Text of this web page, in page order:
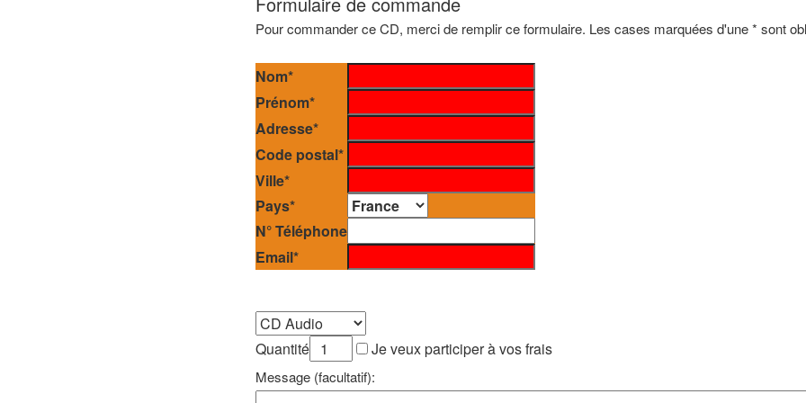
Pour commander ce CD, merci de remplir ce formulaire. Les cases marquées d'une * sont
Nom*
Prénom*
Adresse*
Code postal*
Ville*
Pays*
N° Téléphone
Email*
Quantité Je veux participer à vos frais
Message (facultatif):